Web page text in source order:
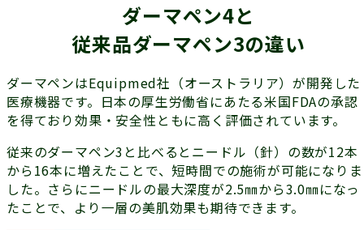
ダーマペン4と
従来品ダーマペン3の違い
ダーマペンはEquipmed社（オーストラリア）が開発した
医療機器です。日本の厚生労働省にあたる米国FDAの承認
を得ており効果・安全性ともに高く評価されています。
従来のダーマペン3と比べるとニードル（針）の数が12本
から16本に増えたことで、短時間での施術が可能になりま
した。さらにニードルの最大深度が2.5㎜から3.0㎜になっ
たことで、より一層の美肌効果も期待できます。